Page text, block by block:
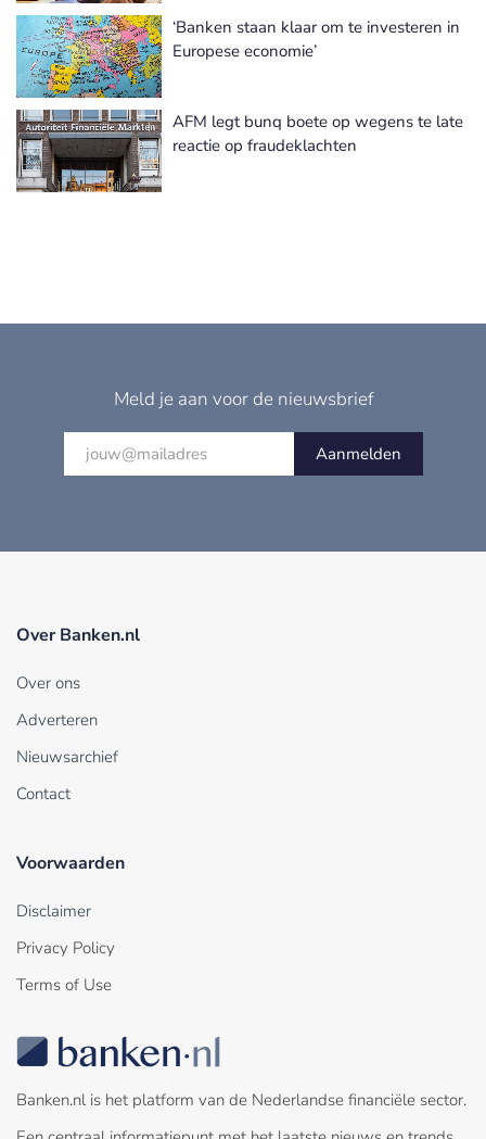
‘Banken staan klaar om te investeren in
Europese economie’
AFM legt bunq boete op wegens te late
reactie op fraudeklachten
Meld je aan voor de nieuwsbrief
Aanmelden
Over Banken.nl
Over ons
Adverteren
Nieuwsarchief
Contact
Voorwaarden
Disclaimer
Privacy Policy
Terms of Use
Banken.nl is het platform van de Nederlandse financiële sector.